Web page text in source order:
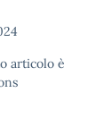
articolo è